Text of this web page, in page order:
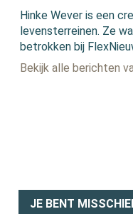
Hinke Wever is een
levensterreinen. Ze
betrokken bij
Bekijk alle berichten
JE BENT